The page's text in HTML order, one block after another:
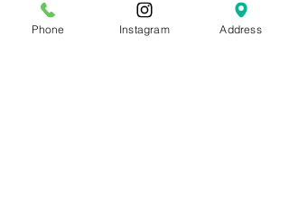
密！』限定動画＆スライド資料プレゼ
ント！
Phone Instagram Address